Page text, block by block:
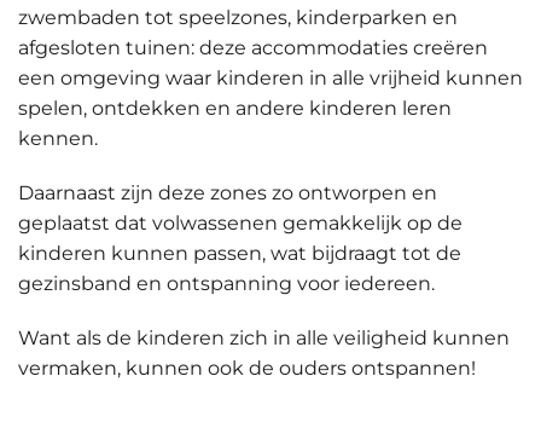
zwembaden tot speelzones, kinderparken en
afgesloten tuinen: deze accommodaties creëren
een omgeving waar kinderen in alle vrijheid kunnen
spelen, ontdekken en andere kinderen leren
kennen.
Daarnaast zijn deze zones zo ontworpen en
geplaatst dat volwassenen gemakkelijk op de
kinderen kunnen passen, wat bijdraagt tot de
gezinsband en ontspanning voor iedereen.
Want als de kinderen zich in alle veiligheid kunnen
vermaken, kunnen ook de ouders ontspannen!